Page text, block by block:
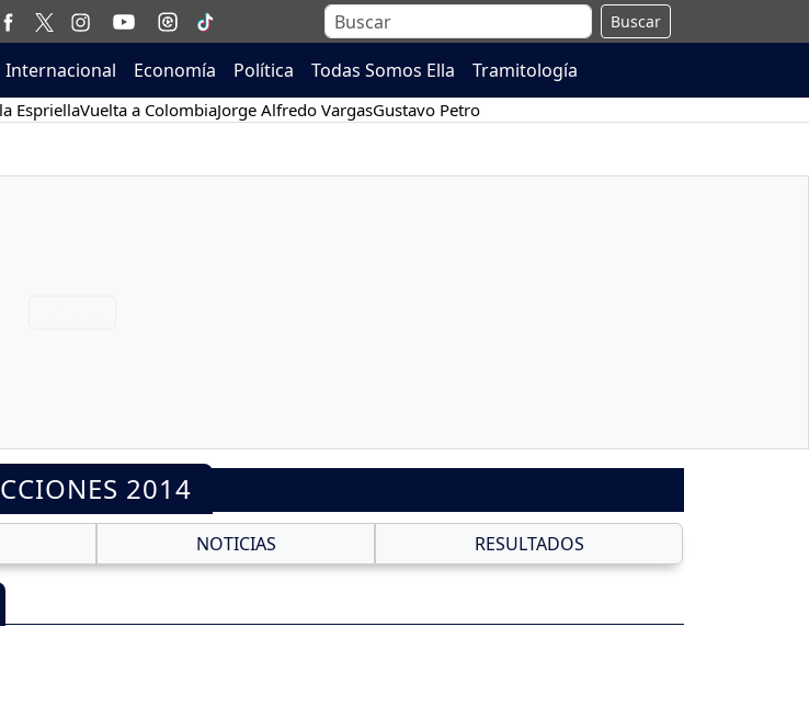
Buscar
Internacional Economía Política Todas Somos Ella Tramitología
EspriellaVuelta a ColombiaJorge Alfredo VargasGustavo Petro
2014
NOTICIAS RESULTADOS